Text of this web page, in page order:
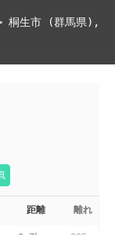
桐生市 (群馬県) ,
距離 離れ